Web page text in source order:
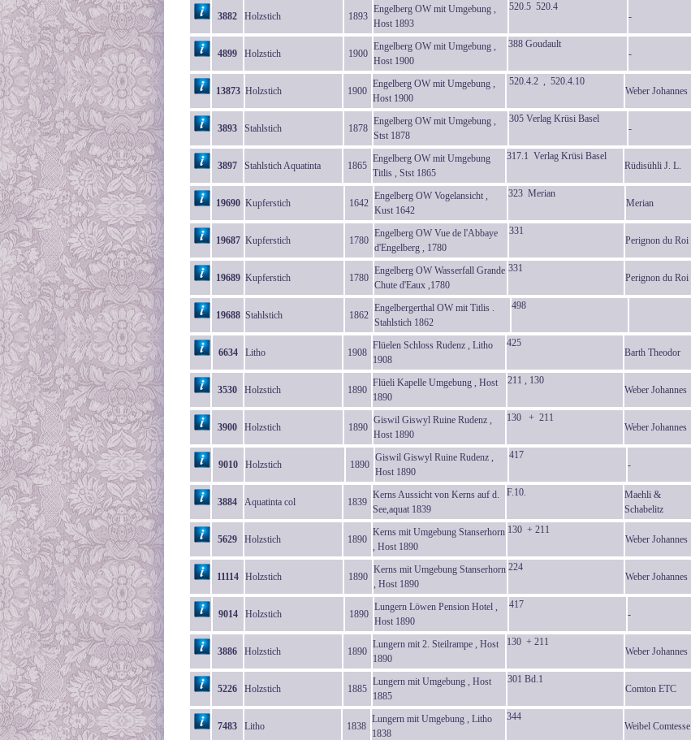
3882 Holzstich 1893
Engelberg OW mit Umgebung ,
Host 1893
520.5 520.4
-
4899 Holzstich 1900
Engelberg OW mit Umgebung ,
Host 1900
388 Goudault
-
13873 Holzstich 1900
Engelberg OW mit Umgebung ,
Host 1900
520.4.2 , 520.4.10
Weber Johannes
3893 Stahlstich 1878
Engelberg OW mit Umgebung ,
Stst 1878
305 Verlag Krüsi Basel
-
3897 Stahlstich Aquatinta 1865
Engelberg OW mit Umgebung
Titlis , Stst 1865
317.1 Verlag Krüsi Basel
Rüdisühli J. L.
19690 Kupferstich 1642
Engelberg OW Vogelansicht ,
Kust 1642
323 Merian
Merian
19687 Kupferstich 1780
Engelberg OW Vue de l'Abbaye
d'Engelberg , 1780
331
Perignon du Roi
19689 Kupferstich 1780
Engelberg OW Wasserfall Grande
Chute d'Eaux ,1780
331
Perignon du Roi
19688 Stahlstich 1862
Engelbergerthal OW mit Titlis .
Stahlstich 1862
498
6634 Litho 1908
Flüelen Schloss Rudenz , Litho
1908
425
Barth Theodor
3530 Holzstich 1890
Flüeli Kapelle Umgebung , Host
1890
211 , 130
Weber Johannes
3900 Holzstich 1890
Giswil Giswyl Ruine Rudenz ,
Host 1890
130 + 211
Weber Johannes
9010 Holzstich 1890
Giswil Giswyl Ruine Rudenz ,
Host 1890
417
-
3884 Aquatinta col 1839
Kerns Aussicht von Kerns auf d.
See,aquat 1839
F.10.
Maehli &
Schabelitz
5629 Holzstich 1890
Kerns mit Umgebung Stanserhorn
, Host 1890
130 + 211
Weber Johannes
11114 Holzstich 1890
Kerns mit Umgebung Stanserhorn
, Host 1890
224
Weber Johannes
9014 Holzstich 1890
Lungern Löwen Pension Hotel ,
Host 1890
417
-
3886 Holzstich 1890
Lungern mit 2. Steilrampe , Host
1890
130 + 211
Weber Johannes
5226 Holzstich 1885
Lungern mit Umgebung , Host
1885
301 Bd.1
Comton ETC
7483 Litho 1838
Lungern mit Umgebung , Litho
1838
344
Weibel Comtesse